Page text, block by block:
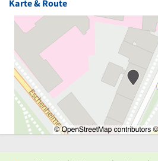
Karte & Route